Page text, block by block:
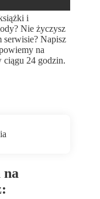
i
Nie życzysz
serwisie? Napisz
na
ciągu 24 godzin.
na